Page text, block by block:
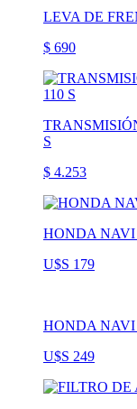
LEVA DE
$ 690
S
$ 4.253
HONDA NAVI
U$S 179
HONDA
U$S 249